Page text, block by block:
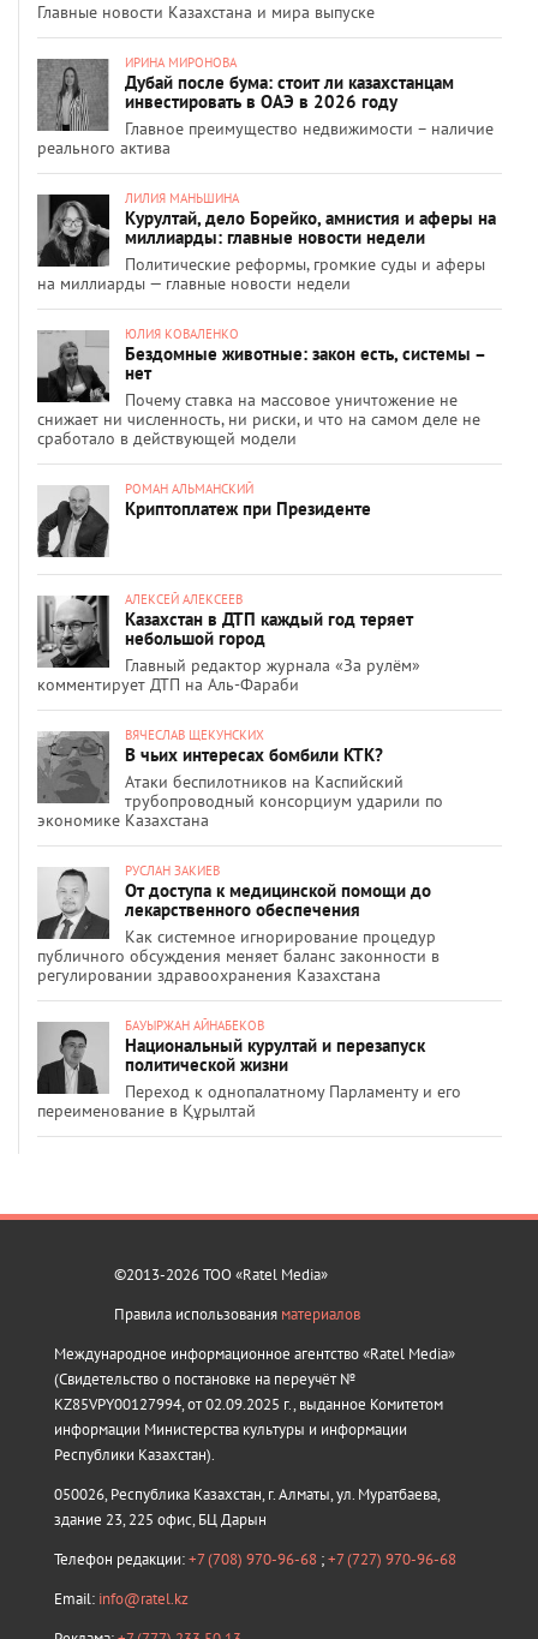
Главные новости Казахстана и мира выпуске
ИРИНА МИРОНОВА
Дубай после бума: стоит ли казахстанцам
инвестировать в ОАЭ в 2026 году
Главное преимущество недвижимости – наличие
реального актива
ЛИЛИЯ МАНЬШИНА
Курултай, дело Борейко, амнистия и аферы на
миллиарды: главные новости недели
Политические реформы, громкие суды и аферы
на миллиарды — главные новости недели
ЮЛИЯ КОВАЛЕНКО
Бездомные животные: закон есть, системы –
нет
Почему ставка на массовое уничтожение не
снижает ни численность, ни риски, и что на самом деле не
сработало в действующей модели
РОМАН АЛЬМАНСКИЙ
Криптоплатеж при Президенте
АЛЕКСЕЙ АЛЕКСЕЕВ
Казахстан в ДТП каждый год теряет
небольшой город
Главный редактор журнала «За рулём»
комментирует ДТП на Аль-Фараби
ВЯЧЕСЛАВ ЩЕКУНСКИХ
В чьих интересах бомбили КТК?
Атаки беспилотников на Каспийский
трубопроводный консорциум ударили по
экономике Казахстана
РУСЛАН ЗАКИЕВ
От доступа к медицинской помощи до
лекарственного обеспечения
Как системное игнорирование процедур
публичного обсуждения меняет баланс законности в
регулировании здравоохранения Казахстана
БАУЫРЖАН АЙНАБЕКОВ
Национальный курултай и перезапуск
политической жизни
Переход к однопалатному Парламенту и его
переименование в Құрылтай
©2013-2026 ТОО «Ratel Media»
Правила использования материалов
Международное информационное агентство «Ratel Media»
(Свидетельство о постановке на переучёт №
KZ85VPY00127994, от 02.09.2025 г., выданное Комитетом
информации Министерства культуры и информации
Республики Казахстан).
050026, Республика Казахстан, г. Алматы, ул. Муратбаева,
здание 23, 225 офис, БЦ Дарын
Телефон редакции:+7 (708) 970-96-68 ;+7 (727) 970-96-68
Email: info@ratel.kz